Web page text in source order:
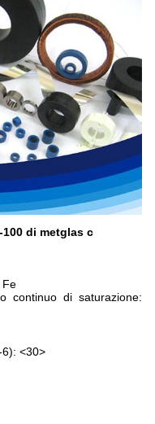
di metglas c
Fe
continuo di saturazione:
<30>